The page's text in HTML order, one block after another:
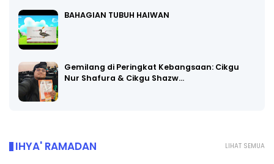
BAHAGIAN TUBUH HAIWAN
Gemilang di Peringkat Kebangsaan: Cikgu
Nur Shafura & Cikgu Shazw…
LIHAT SEMUA
IHYA' RAMADAN